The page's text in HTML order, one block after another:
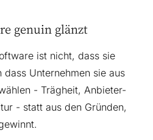
genuin glänzt
ist nicht, dass sie
Unternehmen sie aus
- Trägheit, Anbieter-
- statt aus den Gründen,